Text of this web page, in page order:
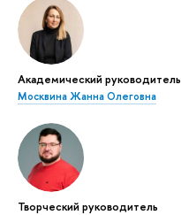
Академический руководитель
Москвина Жанна Олеговна
Творческий руководитель